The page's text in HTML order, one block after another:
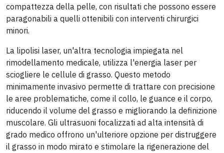
compattezza della pelle, con risultati che possono essere
paragonabili a quelli ottenibili con interventi chirurgici
minori.
La lipolisi laser, un'altra tecnologia impiegata nel
rimodellamento medicale, utilizza l'energia laser per
sciogliere le cellule di grasso. Questo metodo
minimamente invasivo permette di trattare con precisione
le aree problematiche, come il collo, le guance e il corpo,
riducendo il volume del grasso e migliorando la definizione
muscolare. Gli ultrasuoni focalizzati ad alta intensità di
grado medico offrono un'ulteriore opzione per distruggere
il grasso in modo mirato e stimolare la rigenerazione del